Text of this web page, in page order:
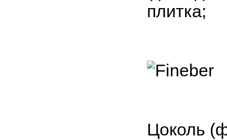
плитка;
Цоколь